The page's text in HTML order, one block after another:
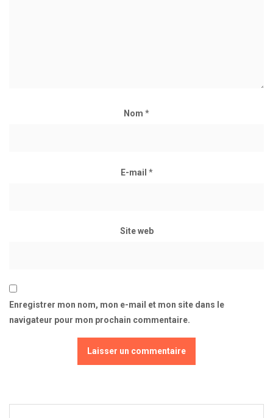
Nom *
E-mail *
Site web
Enregistrer mon nom, mon e-mail et mon site dans le
navigateur pour mon prochain commentaire.